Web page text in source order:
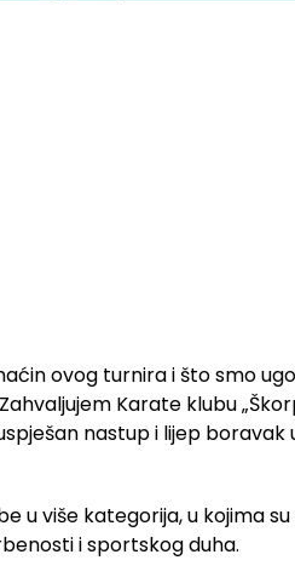
ovog turnira i što smo
Karate klubu
nastup i lijep boravak
u više kategorija, u kojima
i sportskog duha.